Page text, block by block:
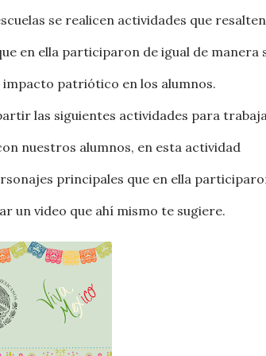
se realicen actividades que resalten
en ella participaron de igual de manera
impacto patriótico en los alumnos.
las siguientes actividades para
nuestros alumnos, en esta actividad
principales que en ella
un video que ahí mismo te sugiere.